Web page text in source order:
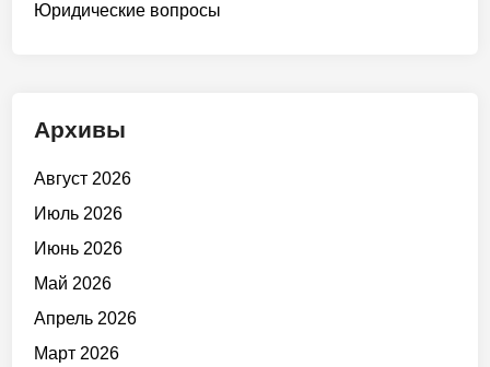
Юридические вопросы
Архивы
Август 2026
Июль 2026
Июнь 2026
Май 2026
Апрель 2026
Март 2026